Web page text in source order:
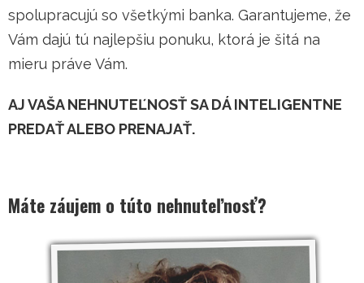
spolupracujú so všetkými banka. Garantujeme, že
Vám dajú tú najlepšiu ponuku, ktorá je šitá na
mieru práve Vám.
AJ VAŠA NEHNUTEĽNOSŤ SA DÁ INTELIGENTNE
PREDAŤ ALEBO PRENAJAŤ.
Máte záujem o túto nehnuteľnosť?